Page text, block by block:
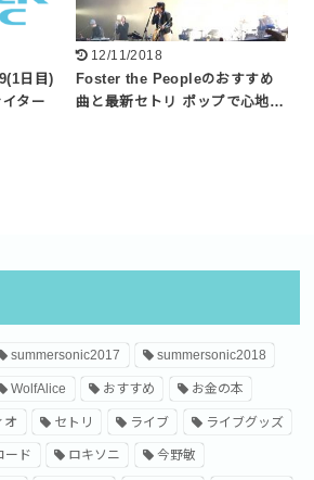
日目)
ター
12/11/2018
Foster the Peopleのおすすめ
曲と最新セトリ ポップで心地…
summersonic2017 summersonic2018
WolfAlice おすすめ お金の本
オ セトリ ライブ ライブグッズ
ード ロキソニ 今野敏